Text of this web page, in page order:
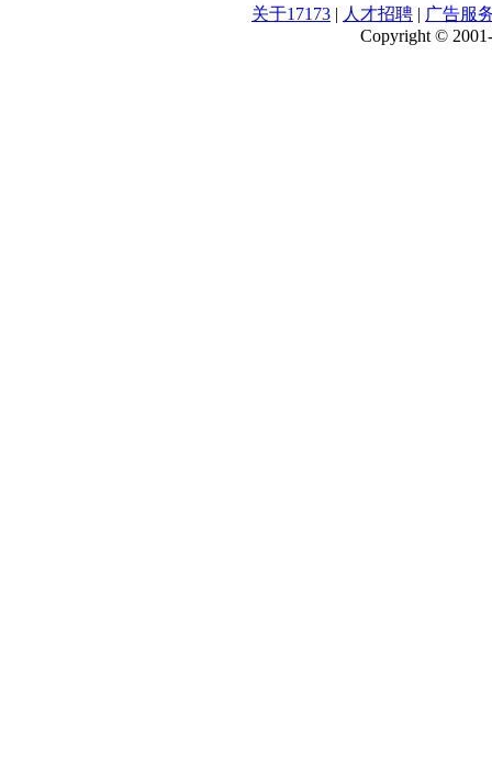
关于17173 | 人才招聘 | 广告服
Copyright ©